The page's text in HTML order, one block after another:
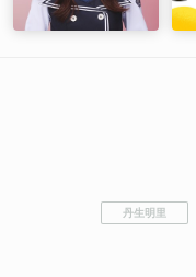
丹生明里